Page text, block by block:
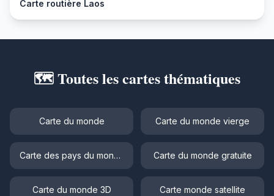
Carte routière Laos
🗺️ Toutes les cartes thématiques
Carte du monde Carte du monde vierge
Carte des pays du monde Carte du monde gratuite
Carte du monde 3D Carte monde satellite